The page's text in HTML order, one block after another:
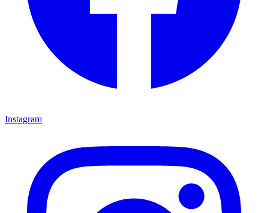
Instagram